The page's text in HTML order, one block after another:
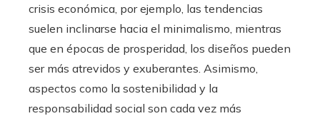
crisis económica, por ejemplo, las tendencias
suelen inclinarse hacia el minimalismo, mientras
que en épocas de prosperidad, los diseños pueden
ser más atrevidos y exuberantes. Asimismo,
aspectos como la sostenibilidad y la
responsabilidad social son cada vez más